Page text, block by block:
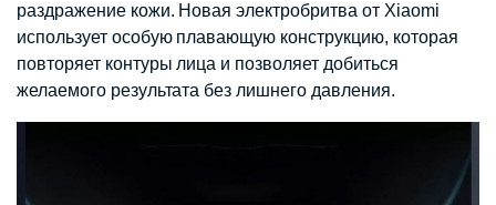
раздражение кожи. Новая электробритва от Xiaomi
использует особую плавающую конструкцию, которая
повторяет контуры лица и позволяет добиться
желаемого результата без лишнего давления.